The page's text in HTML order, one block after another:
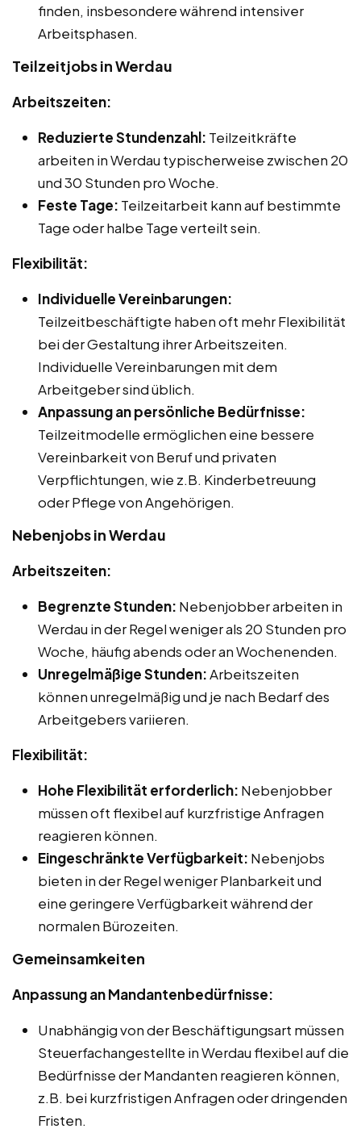
finden, insbesondere während intensiver
Arbeitsphasen.
Teilzeitjobs in Werdau
Arbeitszeiten:
Reduzierte Stundenzahl: Teilzeitkräfte
arbeiten in Werdau typischerweise zwischen 20
und 30 Stunden pro Woche.
Feste Tage: Teilzeitarbeit kann auf bestimmte
Tage oder halbe Tage verteilt sein.
Flexibilität:
Individuelle Vereinbarungen:
Teilzeitbeschäftigte haben oft mehr Flexibilität
bei der Gestaltung ihrer Arbeitszeiten.
Individuelle Vereinbarungen mit dem
Arbeitgeber sind üblich.
Anpassung an persönliche Bedürfnisse:
Teilzeitmodelle ermöglichen eine bessere
Vereinbarkeit von Beruf und privaten
Verpflichtungen, wie z.B. Kinderbetreuung
oder Pflege von Angehörigen.
Nebenjobs in Werdau
Arbeitszeiten:
Begrenzte Stunden: Nebenjobber arbeiten in
Werdau in der Regel weniger als 20 Stunden pro
Woche, häufig abends oder an Wochenenden.
Unregelmäßige Stunden:Arbeitszeiten
können unregelmäßig und je nach Bedarf des
Arbeitgebers variieren.
Flexibilität:
Hohe Flexibilität erforderlich: Nebenjobber
müssen oft flexibel auf kurzfristige Anfragen
reagieren können.
Eingeschränkte Verfügbarkeit: Nebenjobs
bieten in der Regel weniger Planbarkeit und
eine geringere Verfügbarkeit während der
normalen Bürozeiten.
Gemeinsamkeiten
Anpassung an Mandantenbedürfnisse:
Unabhängig von der Beschäftigungsart müssen
Steuerfachangestellte in Werdau flexibel auf die
Bedürfnisse der Mandanten reagieren können,
z.B. bei kurzfristigen Anfragen oder dringenden
Fristen.